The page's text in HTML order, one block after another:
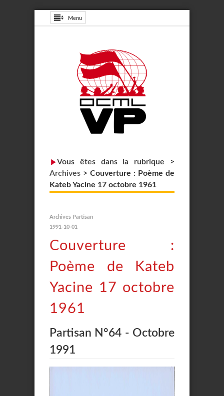
Menu
Vous êtes dans la rubrique >
Archives > Couverture : Poème de
Kateb Yacine 17 octobre 1961
Archives Partisan
1991-10-01
Couverture :
Poème de Kateb
Yacine 17 octobre
1961
Partisan N°64 - Octobre
1991